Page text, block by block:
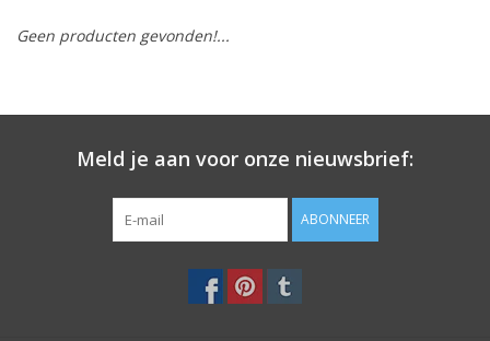
OUTDOOR
SALE
Geen producten gevonden!...
Meld je aan voor onze nieuwsbrief:
ABONNEER